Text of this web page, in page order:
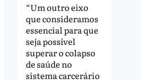
“Um outro eixo
que consideramos
essencial para que
seja possível
superar o colapso
de saúde no
sistema carcerário